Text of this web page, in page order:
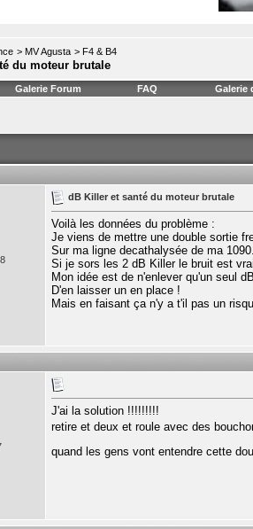
> MV Agusta > F4 & B4
du moteur brutale
Galerie Forum FAQ Galerie
dB Killer et santé du moteur brutale
Voilà les données du problème :
Je viens de mettre une double sortie
Sur ma ligne decathalysée de ma
Si je sors les 2 dB Killer le bruit est
Mon idée est de n'enlever qu'un seul
D'en laisser un en place !
Mais en faisant ça n'y a t'il pas un
J'ai la solution !!!!!!!!!
retire et deux et roule avec des
quand les gens vont entendre cette